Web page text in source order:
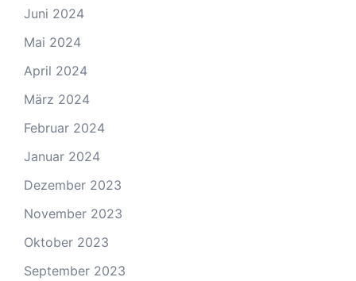
Juni 2024
Mai 2024
April 2024
März 2024
Februar 2024
Januar 2024
Dezember 2023
November 2023
Oktober 2023
September 2023